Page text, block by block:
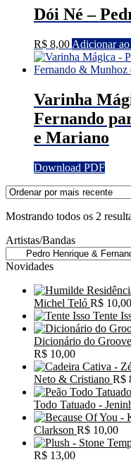
Dói Né –
R$ 8,00 Adicionar
Varinha
Fernando
e Mariano
Download PDF
Mostrando todos os 2
Artistas/Bandas
Novidades
Michel Teló R$ 10,00
Tente
Dicionário do
R$ 10,00
Neto & Cristiano R$
Todo Tatuado -
Clarkson R$ 10,00
R$ 13,00